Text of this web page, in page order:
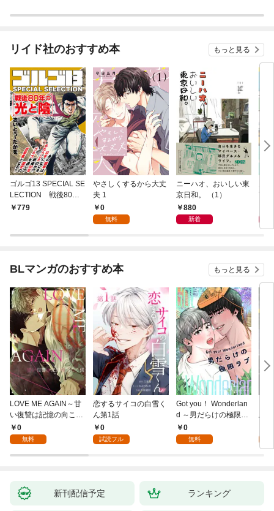
リイド社のおすすめ本 もっと見る
ゴルゴ13 SPECIAL SE
LECTION 戦後80年
の光と陰
779
やさしくするから大丈
夫 1
0
無料
ニーハオ、おいしい東
京日和。 （1）
880
新着
TY
BLマンガのおすすめ本 もっと見る
LOVE ME AGAIN～甘
い復讐は記憶の向こう
側～(1)
0
無料
恋するサイコの白雪く
ん第1話
0
試読フル
Got you！ Wonderlan
d ～男だらけの極限ラ
ブ～(1)
0
無料
鳥
新刊配信予定 ランキング